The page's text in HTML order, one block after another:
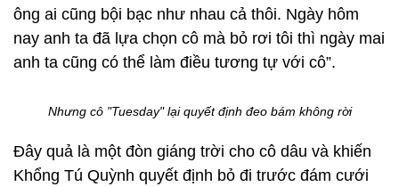
ông ai cũng bội bạc như nhau cả thôi. Ngày hôm
nay anh ta đã lựa chọn cô mà bỏ rơi tôi thì ngày mai
anh ta cũng có thể làm điều tương tự với cô”.
Nhưng cô "Tuesday" lại quyết định đeo bám không rời
Đây quả là một đòn giáng trời cho cô dâu và khiến
Khổng Tú Quỳnh quyết định bỏ đi trước đám cưới